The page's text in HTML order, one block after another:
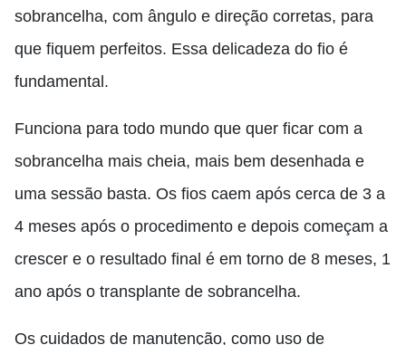
sobrancelha, com ângulo e direção corretas, para
que fiquem perfeitos. Essa delicadeza do fio é
fundamental.
Funciona para todo mundo que quer ficar com a
sobrancelha mais cheia, mais bem desenhada e
uma sessão basta. Os fios caem após cerca de 3 a
4 meses após o procedimento e depois começam a
crescer e o resultado final é em torno de 8 meses, 1
ano após o transplante de sobrancelha.
Os cuidados de manutenção, como uso de